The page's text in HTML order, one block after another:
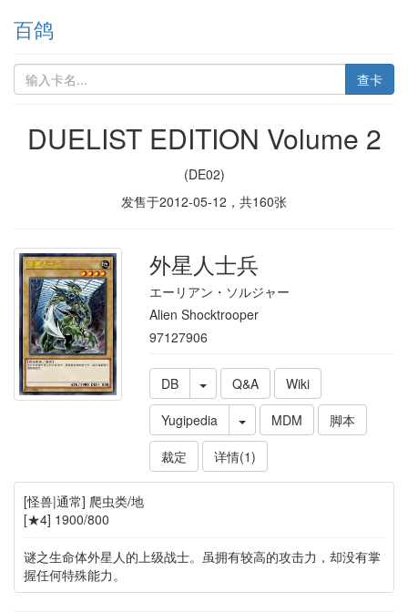
百鸽
查卡
DUELIST EDITION Volume 2
(DE02)
发售于2012-05-12 ，共160张
外星人士兵
エーリアン・ソルジャー
Alien Shocktrooper
97127906
DB Q&A
Wiki
Yugipedia
MDM
脚本
裁定
详情(1)
[怪兽|通常] 爬虫类/地
[★4] 1900/800
谜之生命体外星人的上级战士。虽拥有较高的攻击力，却没有掌
握任何特殊能力。